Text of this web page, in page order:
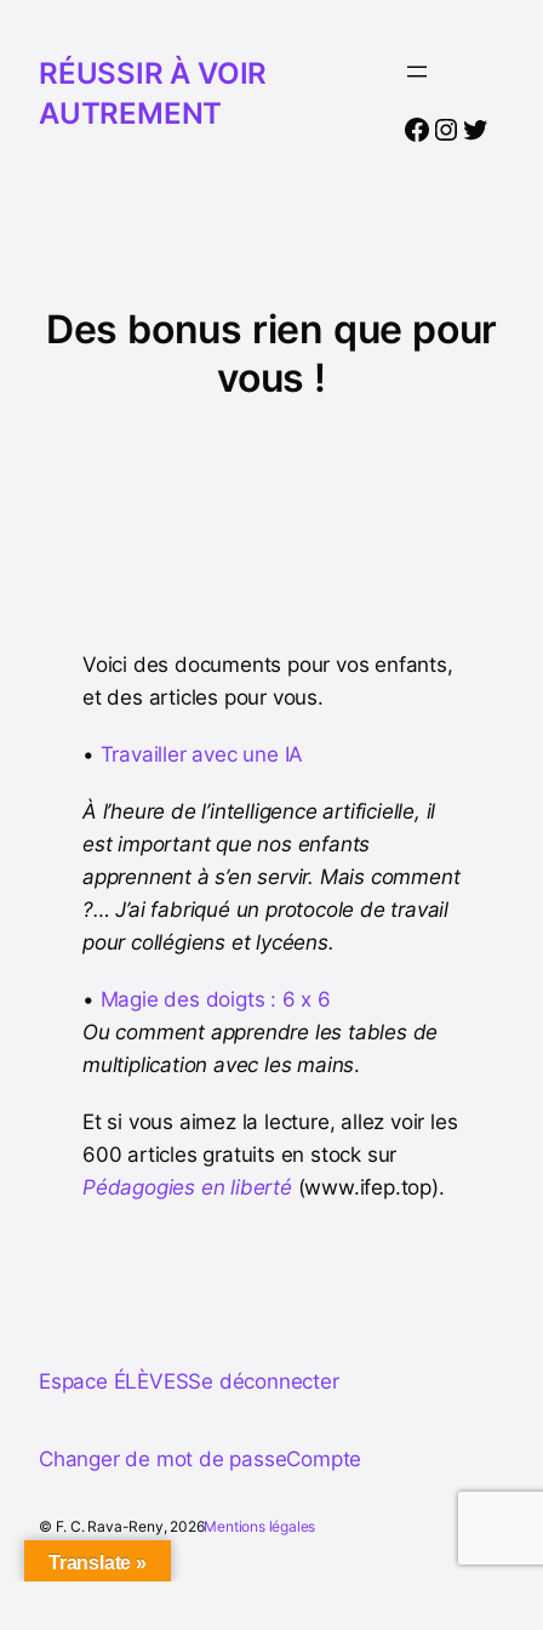
RÉUSSIR À VOIR
AUTREMENT
Facebook
Des bonus rien que pour
vous !
Voici des documents pour vos enfants,
et des articles pour vous.
• Travailler avec une IA
À l’heure de l’intelligence artificielle, il
est important que nos enfants
apprennent à s’en servir. Mais comment
?… J’ai fabriqué un protocole de travail
pour collégiens et lycéens.
• Magie des doigts : 6 x 6
Ou comment apprendre les tables de
multiplication avec les mains.
Et si vous aimez la lecture, allez voir les
600 articles gratuits en stock sur
Pédagogies en liberté (www.ifep.top).
Espace ÉLÈVESSe déconnecter
Changer de mot de passeCompte
© F. C. Rava-Reny, 2026Mentions légales
Translate »